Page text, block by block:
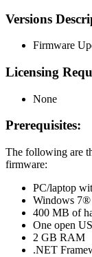
Versions
Firmware
Licensing
None
Prerequisites:
The following are
firmware:
PC/laptop
Windows 7®
400 MB of
One open
2 GB RAM
.NET